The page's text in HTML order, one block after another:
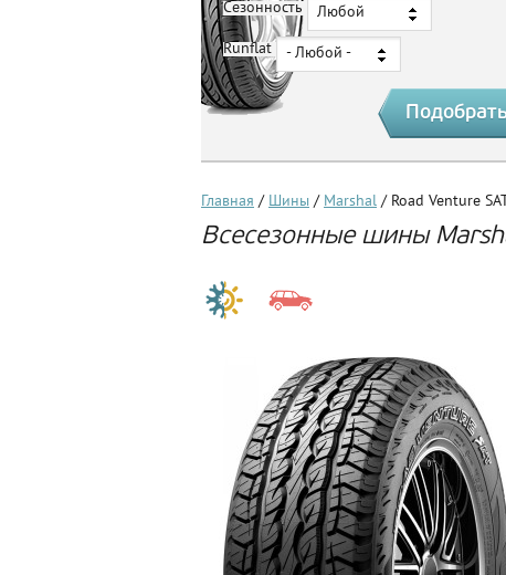
Сезонность Любой
Runflat - Любой -
Главная / Шины / Marshal / Road Venture
Всесезонные шины